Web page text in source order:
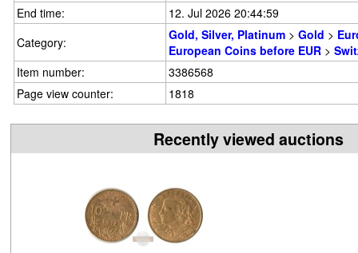
End time:
12. Jul 2026 20:44:59
Category:
Gold, Silver, Platinum > Gold >
European Coins before EUR >
Item number:
3386568
Page view counter:
1818
Recently viewed auctions